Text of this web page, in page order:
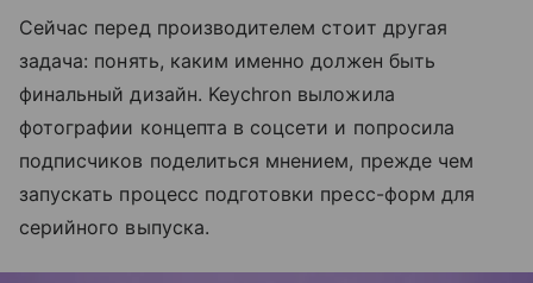
Сейчас перед производителем стоит другая
задача: понять, каким именно должен быть
финальный дизайн. Keychron выложила
фотографии концепта в соцсети и попросила
подписчиков поделиться мнением, прежде чем
запускать процесс подготовки пресс-форм для
серийного выпуска.